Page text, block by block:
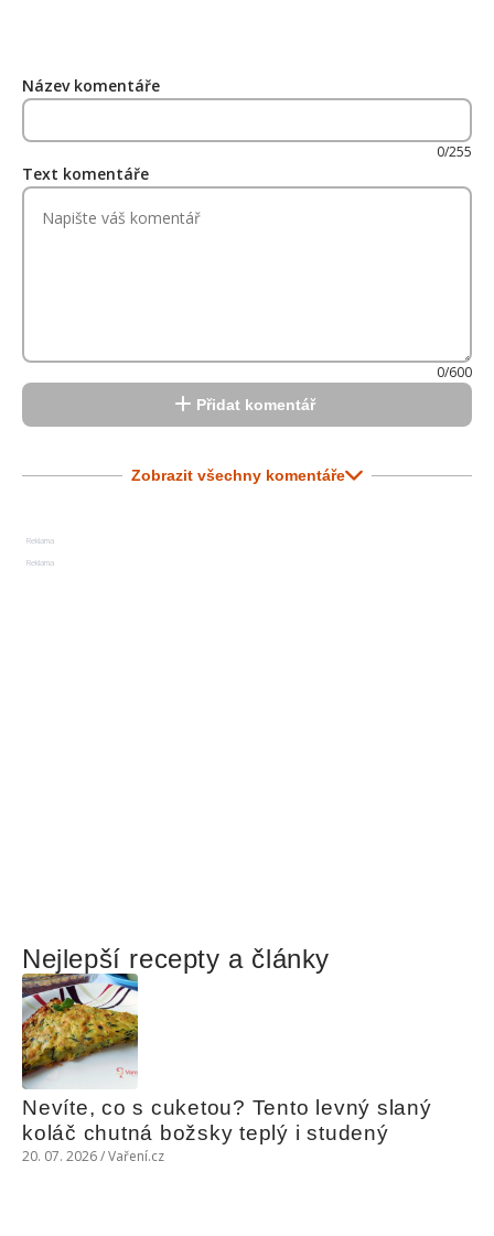
Název komentáře
0/255
Text komentáře
0/600
Přidat komentář
Zobrazit všechny komentáře
Reklama
Reklama
Nejlepší recepty a články
Nevíte, co s cuketou? Tento levný slaný
koláč chutná božsky teplý i studený
20. 07. 2026 / Vaření.cz